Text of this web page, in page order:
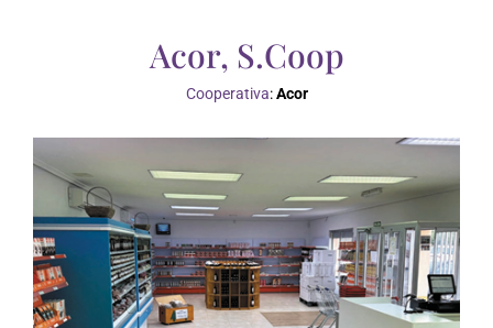
Acor, S.Coop
Cooperativa:Acor